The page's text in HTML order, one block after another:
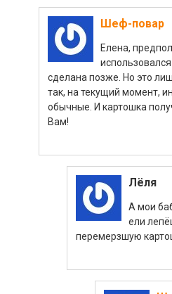
Шеф-повар
Елена,
сделана позже. Но это
так, на текущий момент,
обычные. И картошка
Вам!
Лёля
А мои
ели
перемерзшую